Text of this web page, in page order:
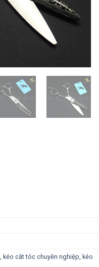
kéo cắt tóc chuyên nghiệp kéo